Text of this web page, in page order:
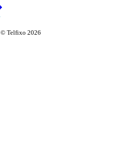
© Telfixo 2026